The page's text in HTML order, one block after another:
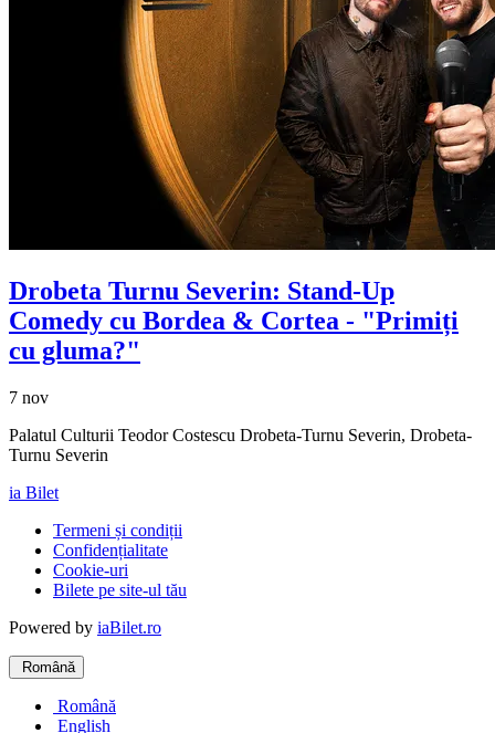
Drobeta Turnu Severin: Stand-Up
Comedy cu Bordea & Cortea - "Primiți
cu gluma?"
7 nov
Palatul Culturii Teodor Costescu Drobeta-Turnu Severin, Drobeta-
Turnu Severin
ia Bilet
Termeni și condiții
Confidențialitate
Cookie-uri
Bilete pe site-ul tău
Powered by iaBilet.ro
Română
Română
English